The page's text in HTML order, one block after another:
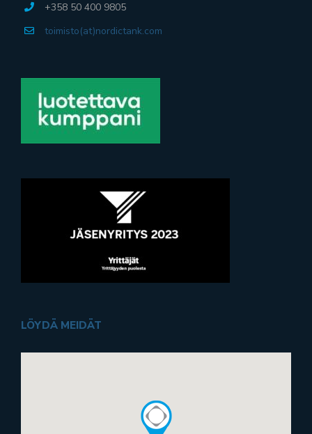
+358 50 400 9805
toimisto(at)nordictank.com
LÖYDÄ MEIDÄT